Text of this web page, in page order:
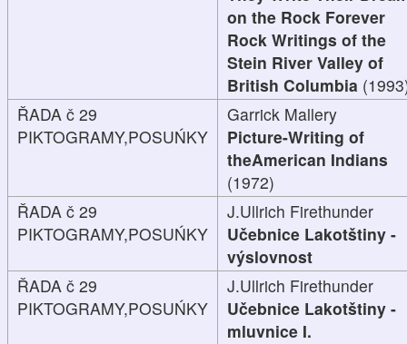
on the Rock Forever
Rock Writings of the
Stein River Valley of
British Columbia
ŘADA č 29
PIKTOGRAMY,POSUŃKY
Garrick Mallery
Picture-Writing of
theAmerican Indians
(1972)
ŘADA č 29
PIKTOGRAMY,POSUŃKY
J.Ullrich Firethunder
Učebnice Lakotštiny -
výslovnost
ŘADA č 29
PIKTOGRAMY,POSUŃKY
J.Ullrich Firethunder
Učebnice Lakotštiny -
mluvnice I.